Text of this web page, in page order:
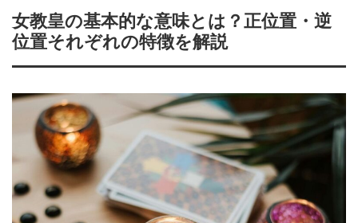
女教皇の基本的な意味とは？正位置・逆
位置それぞれの特徴を解説